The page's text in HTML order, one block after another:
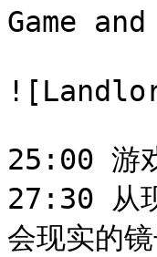
Game
25:00 游
27:30 从
会现实的